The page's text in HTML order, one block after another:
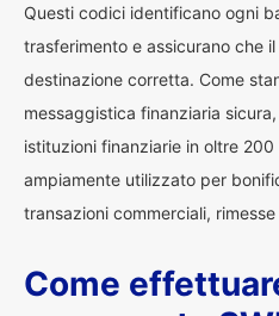
Questi codici identificano ogni
trasferimento e assicurano che
destinazione corretta. Come
messaggistica finanziaria
istituzioni finanziarie in oltre
ampiamente utilizzato per
transazioni commerciali,
Come